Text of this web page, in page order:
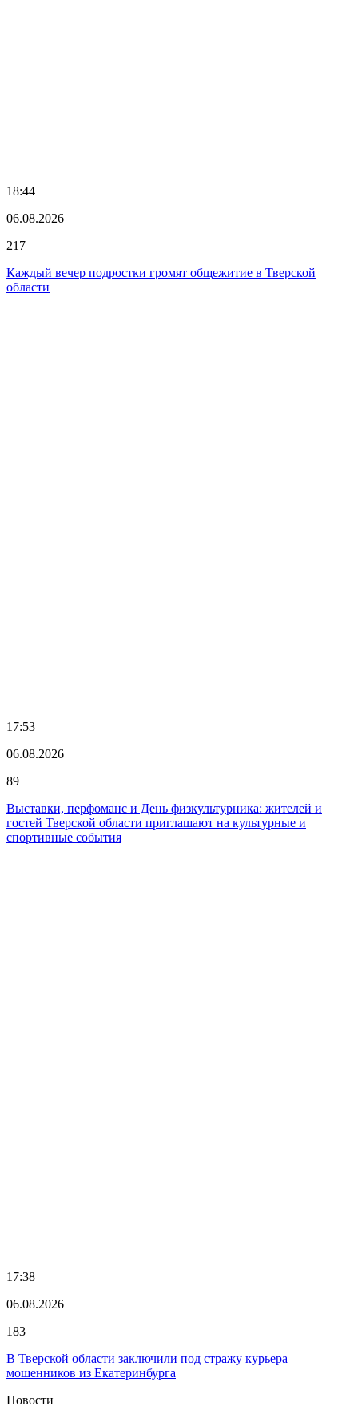
18:44
06.08.2026
217
Каждый вечер подростки громят общежитие в Тверской
области
17:53
06.08.2026
89
Выставки, перфоманс и День физкультурника: жителей и
гостей Тверской области приглашают на культурные и
спортивные события
17:38
06.08.2026
183
В Тверской области заключили под стражу курьера
мошенников из Екатеринбурга
Новости